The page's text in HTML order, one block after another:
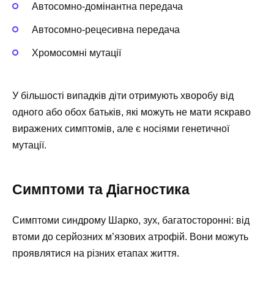
Автосомно-домінантна передача
Автосомно-рецесивна передача
Хромосомні мутації
У більшості випадків діти отримують хворобу від
одного або обох батьків, які можуть не мати яскраво
виражених симптомів, але є носіями генетичної
мутації.
Симптоми та Діагностика
Симптоми синдрому Шарко, зух, багатосторонні: від
втоми до серйозних м’язових атрофій. Вони можуть
проявлятися на різних етапах життя.